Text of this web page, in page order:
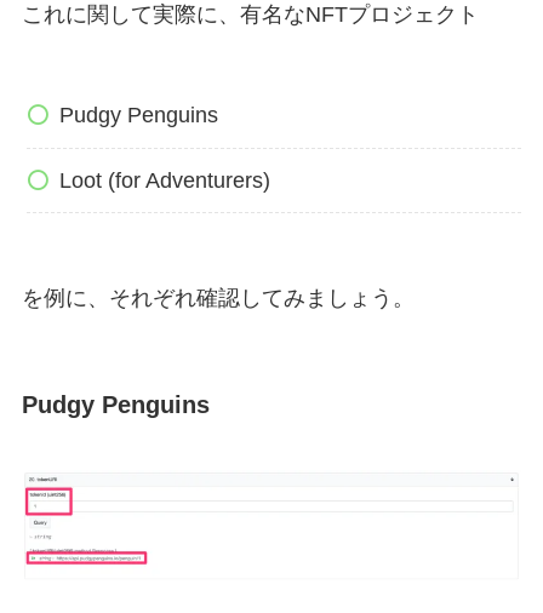
これに関して実際に、有名なNFTプロジェクト
Pudgy Penguins
Loot (for Adventurers)
を例に、それぞれ確認してみましょう。
Pudgy Penguins